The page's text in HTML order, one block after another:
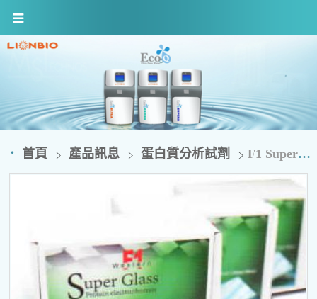
首頁 產品訊息 蛋白質分析試劑 F1 Super Glass